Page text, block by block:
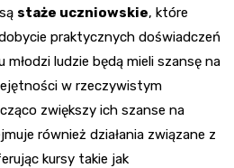
staże uczniowskie, które
praktycznych doświadczeń
ludzie będą mieli szansę na
w rzeczywistym
zwiększy ich szanse na
również działania związane z
kursy takie jak